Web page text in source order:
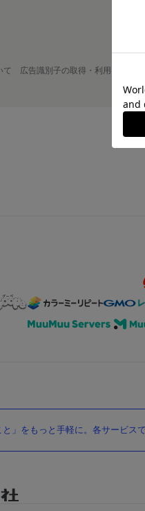
て 広告識別子の取得・利用 プラ
」をもっと手軽に。各サービス